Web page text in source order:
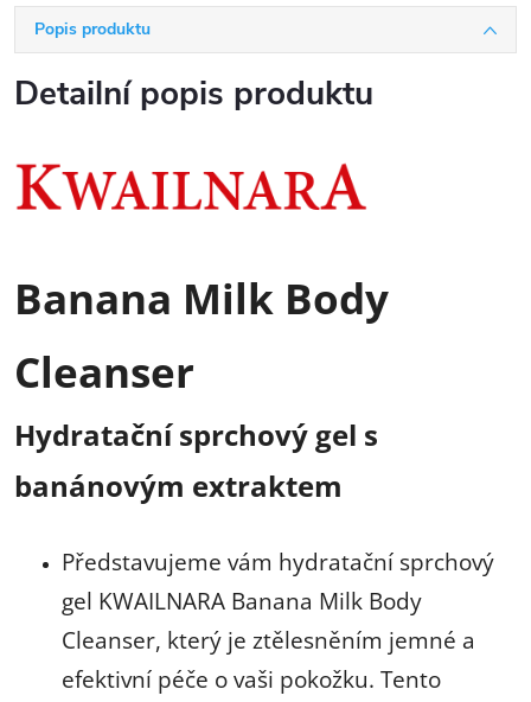
Popis produktu
Detailní popis produktu
Banana Milk Body
Cleanser
Hydratační sprchový gel s
banánovým extraktem
Představujeme vám hydratační sprchový
gel KWAILNARA Banana Milk Body
Cleanser, který je ztělesněním jemné a
efektivní péče o vaši pokožku. Tento